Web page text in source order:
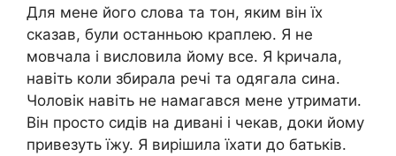
Для мене його слова та тон, яким він їх
сказав, були останньою краплею. Я не
мовчала і висловила йому все. Я kричала,
навіть коли збирала речі та одягала сина.
Чоловік навіть не намагався мене утримати.
Він просто сидів на дивані і чекав, доки йому
привезуть їжу. Я вирішила їхати до батьків.